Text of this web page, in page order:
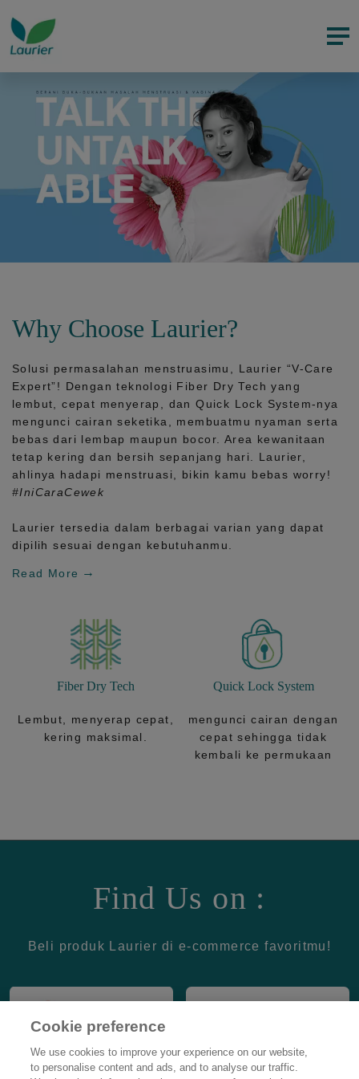
Why Choose Laurier?
Solusi permasalahan menstruasimu, Laurier “V-Care
Expert”! Dengan teknologi Fiber Dry Tech yang
lembut, cepat menyerap, danQuick Lock System-nya
mengunci cairan seketika, membuatmu nyaman serta
bebas dari lembap maupun bocor. Area kewanitaan
tetap kering dan bersih sepanjang hari.
Laurier,
ahlinya hadapi menstruasi, bikin kamu bebas worry!
#IniCaraCewek
Laurier tersedia dalam berbagai varian yang dapat
dipilih sesuai dengan kebutuhanmu.
Read More
Fiber Dry Tech
Lembut, menyerap cepat,
kering maksimal.
Quick Lock System
mengunci cairan dengan
cepat sehingga tidak
kembali ke permukaan
Find Us on :
Beli produk Laurier di e-commerce favoritmu!
Cookie preference
We use cookies to improve your experience on our website,
to personalise content and ads, and to analyse our traffic.